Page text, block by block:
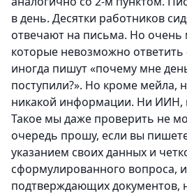
в день. Десятки работников
отвечают на письма. Но очень
которые невозможно
иногда пишут «почему мне
поступили?». Но кроме мейла,
никакой информации. Ни ИИН,
Такое мы даже проверить не
очередь прошу, если вы
указанием своих данных и
сформулированного вопроса,
подтверждающих документов,